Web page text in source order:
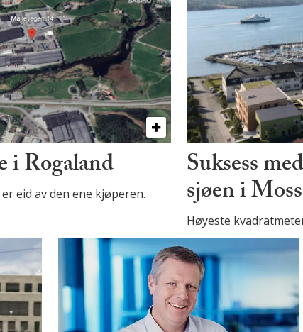
i Rogaland
eid av den ene kjøperen.
Suksess
sjøen i Moss
Høyeste